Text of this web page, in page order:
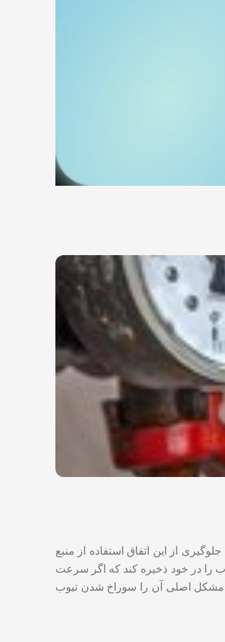
از این اتفاق استفاده از منبع
را در خود ذخیره کند که اگر سرعت
مشکل اصلی آن را سوراخ شدن تیوب